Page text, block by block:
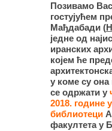
Позивамо Вас
гостујућем
Мађдабади (
једне од
иранских
којем ће
у коме су
се одржати у
2018. године
библиотеци
факултета у